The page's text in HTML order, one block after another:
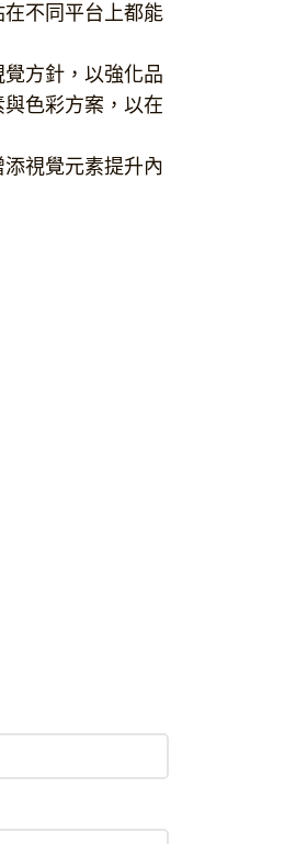
不同平台上都能
方針，以強化品
色彩方案，以在
視覺元素提升內